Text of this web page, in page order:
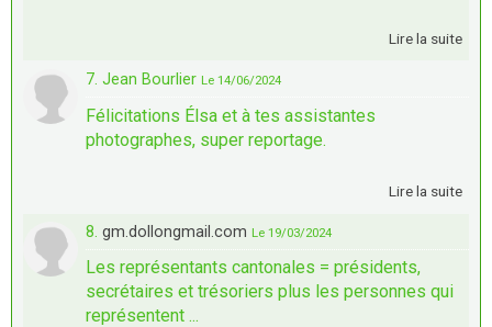
Lire la suite
7. Jean Bourlier Le 14/06/2024
Félicitations Élsa et à tes assistantes
photographes, super reportage.
Lire la suite
8. gm.dollongmail.com Le 19/03/2024
Les représentants cantonales = présidents,
secrétaires et trésoriers plus les personnes qui
représentent ...